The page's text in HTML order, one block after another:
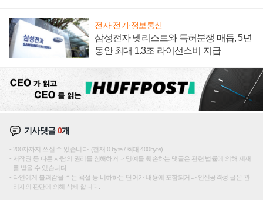
전자·전기·정보통신
삼성전자 넷리스트와 특허분쟁 매듭, 5년
동안 최대 1.3조 라이선스비 지급
기사댓글0개
200자까지 쓰실 수 있습니다. (현재 0 byte / 최대 400byte)
저작권 등 다른 사람의 권리를 침해하거나 명예를 훼손하는 댓글은 관련 법률에 의해 제재
를 받을 수 있습니다.
타인에게 불쾌감을 주는 욕설 등 비하하는 단어가 내용에 포함되거나 인신공격성 글은 관
리자의 판단에 의해 삭제 합니다.